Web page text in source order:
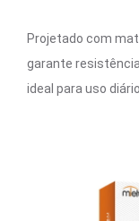
Projetado com
garante
ideal para uso